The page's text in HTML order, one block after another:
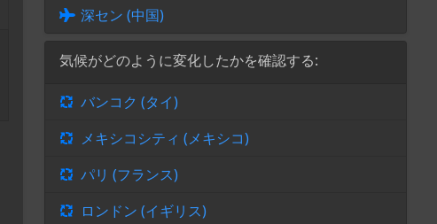
深セン (中国)
気候がどのように変化したかを確認する:
バンコク (タイ)
メキシコシティ (メキシコ)
パリ (フランス)
ロンドン (イギリス)